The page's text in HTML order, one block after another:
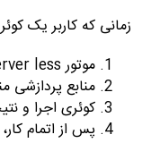
زمانی که کاربر یک
موتور Server less به‌طور خودکار فعال می‌شود.
منابع
کوئری اجرا و
پس از اتمام